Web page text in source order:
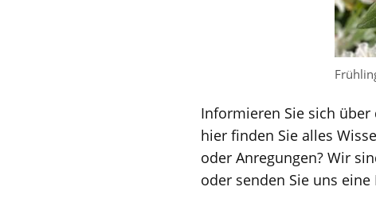
Informieren Sie sich
hier finden Sie alles
oder Anregungen? Wir
oder senden Sie uns